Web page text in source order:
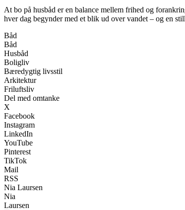
At bo på husbåd er en balance mellem frihed og
hver dag begynder med et blik ud over vandet – og en
Båd
Båd
Husbåd
Boligliv
Bæredygtig livsstil
Arkitektur
Friluftsliv
Del med omtanke
X
Facebook
Instagram
LinkedIn
YouTube
Pinterest
TikTok
Mail
RSS
Nia Laursen
Nia
Laursen